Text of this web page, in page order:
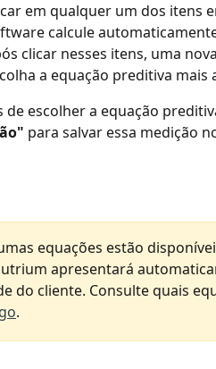
em qualquer um dos itens
calcule
clicar nesses itens, uma
a equação preditiva mais
de escolher a equação
para salvar essa medição
equações estão
apresentará
do cliente. Consulte quais
.